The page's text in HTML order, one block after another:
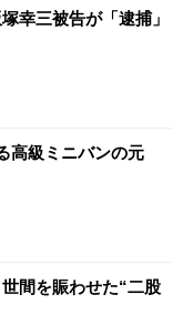
幸三被告が「逮捕」
高級ミニバンの元
間を賑わせた“二股